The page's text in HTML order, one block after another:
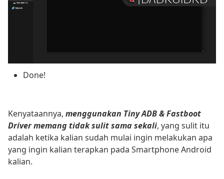
Done!
Kenyataannya, menggunakan Tiny ADB & Fastboot
Driver memang tidak sulit sama sekali, yang sulit itu
adalah ketika kalian sudah mulai ingin melakukan apa
yang ingin kalian terapkan pada Smartphone Android
kalian.